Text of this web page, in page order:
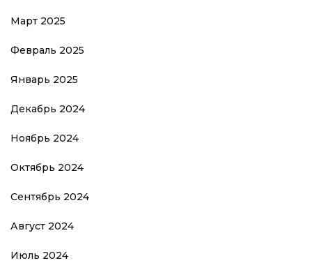
Март 2025
Февраль 2025
Январь 2025
Декабрь 2024
Ноябрь 2024
Октябрь 2024
Сентябрь 2024
Август 2024
Июль 2024